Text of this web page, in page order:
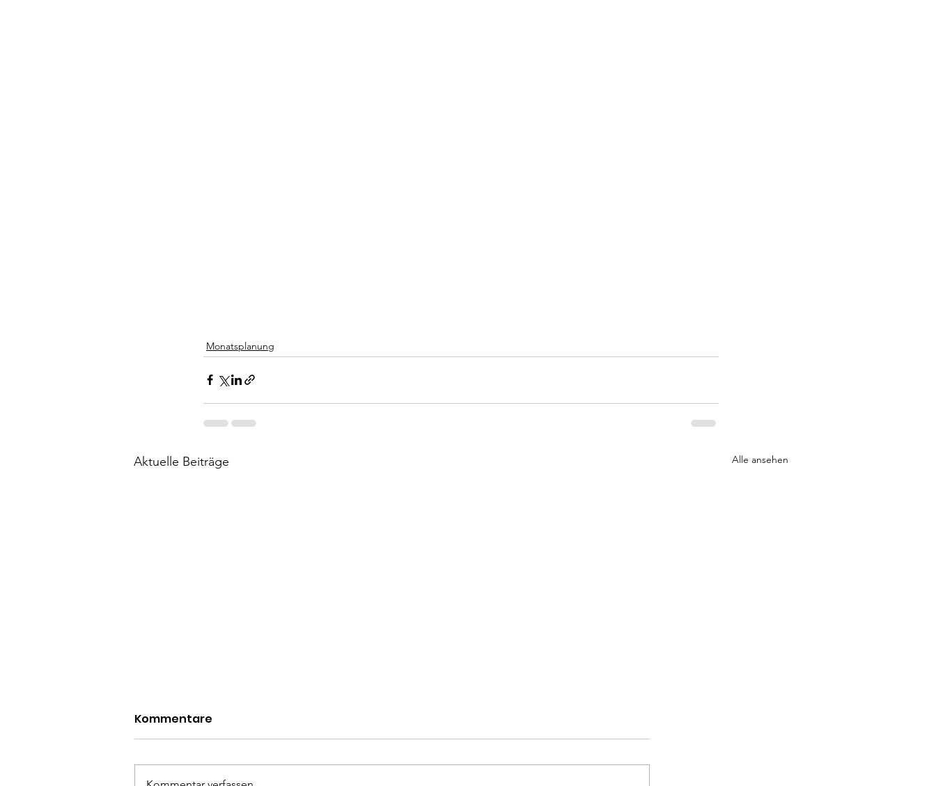
Monatsplanung
Aktuelle Beiträge Alle ansehen
Kommentare